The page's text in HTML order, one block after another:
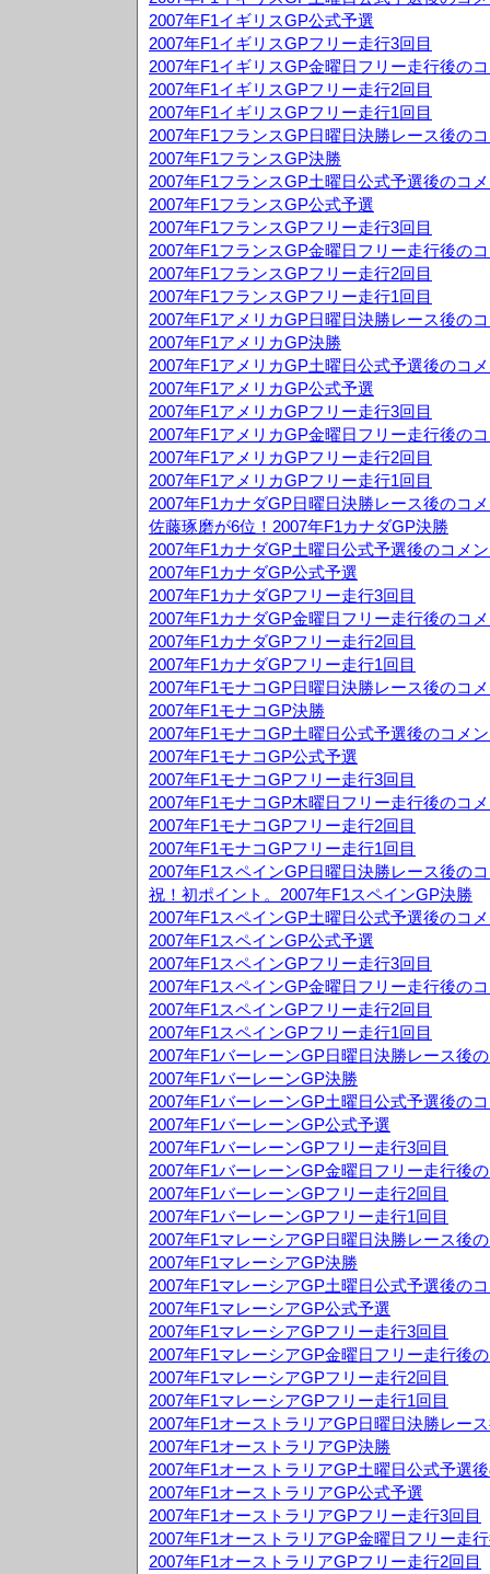
2007年F1イギリスGP公式予選
2007年F1イギリスGPフリー走行3回目
2007年F1イギリスGP金曜日フリー走行後の
2007年F1イギリスGPフリー走行2回目
2007年F1イギリスGPフリー走行1回目
2007年F1フランスGP日曜日決勝レース後の
2007年F1フランスGP決勝
2007年F1フランスGP土曜日公式予選後のコ
2007年F1フランスGP公式予選
2007年F1フランスGPフリー走行3回目
2007年F1フランスGP金曜日フリー走行後の
2007年F1フランスGPフリー走行2回目
2007年F1フランスGPフリー走行1回目
2007年F1アメリカGP日曜日決勝レース後の
2007年F1アメリカGP決勝
2007年F1アメリカGP土曜日公式予選後のコ
2007年F1アメリカGP公式予選
2007年F1アメリカGPフリー走行3回目
2007年F1アメリカGP金曜日フリー走行後の
2007年F1アメリカGPフリー走行2回目
2007年F1アメリカGPフリー走行1回目
2007年F1カナダGP日曜日決勝レース後のコ
佐藤琢磨が6位！2007年F1カナダGP決勝
2007年F1カナダGP土曜日公式予選後のコメ
2007年F1カナダGP公式予選
2007年F1カナダGPフリー走行3回目
2007年F1カナダGP金曜日フリー走行後のコ
2007年F1カナダGPフリー走行2回目
2007年F1カナダGPフリー走行1回目
2007年F1モナコGP日曜日決勝レース後のコ
2007年F1モナコGP決勝
2007年F1モナコGP土曜日公式予選後のコメ
2007年F1モナコGP公式予選
2007年F1モナコGPフリー走行3回目
2007年F1モナコGP木曜日フリー走行後のコ
2007年F1モナコGPフリー走行2回目
2007年F1モナコGPフリー走行1回目
2007年F1スペインGP日曜日決勝レース後の
祝！初ポイント。2007年F1スペインGP決勝
2007年F1スペインGP土曜日公式予選後のコ
2007年F1スペインGP公式予選
2007年F1スペインGPフリー走行3回目
2007年F1スペインGP金曜日フリー走行後の
2007年F1スペインGPフリー走行2回目
2007年F1スペインGPフリー走行1回目
2007年F1バーレーンGP日曜日決勝レース後
2007年F1バーレーンGP決勝
2007年F1バーレーンGP土曜日公式予選後の
2007年F1バーレーンGP公式予選
2007年F1バーレーンGPフリー走行3回目
2007年F1バーレーンGP金曜日フリー走行後
2007年F1バーレーンGPフリー走行2回目
2007年F1バーレーンGPフリー走行1回目
2007年F1マレーシアGP日曜日決勝レース後
2007年F1マレーシアGP決勝
2007年F1マレーシアGP土曜日公式予選後の
2007年F1マレーシアGP公式予選
2007年F1マレーシアGPフリー走行3回目
2007年F1マレーシアGP金曜日フリー走行後
2007年F1マレーシアGPフリー走行2回目
2007年F1マレーシアGPフリー走行1回目
2007年F1オーストラリアGP日曜日決勝レー
2007年F1オーストラリアGP決勝
2007年F1オーストラリアGP土曜日公式予選
2007年F1オーストラリアGP公式予選
2007年F1オーストラリアGPフリー走行3回目
2007年F1オーストラリアGP金曜日フリー走
2007年F1オーストラリアGPフリー走行2回目